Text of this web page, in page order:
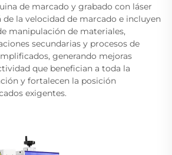
de marcado y grabado con láser
de la velocidad de marcado e incluyen
manipulación de materiales,
secundarias y procesos de
generando mejoras
que benefician a toda la
y fortalecen la posición
exigentes.